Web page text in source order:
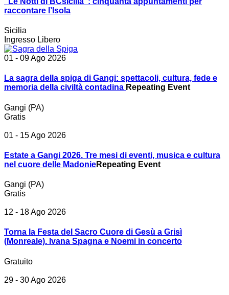
raccontare l’Isola
Sicilia
Ingresso Libero
01 - 09 Ago 2026
La sagra della spiga di Gangi: spettacoli, cultura, fede e
memoria della civiltà contadina Repeating Event
Gangi (PA)
Gratis
01 - 15 Ago 2026
Estate a Gangi 2026. Tre mesi di eventi, musica e cultura
nel cuore delle MadonieRepeating Event
Gangi (PA)
Gratis
12 - 18 Ago 2026
Torna la Festa del Sacro Cuore di Gesù a Grisì
(Monreale). Ivana Spagna e Noemi in concerto
Gratuito
29 - 30 Ago 2026